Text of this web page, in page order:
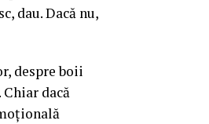
dau. Dacă nu,
despre boii
dacă